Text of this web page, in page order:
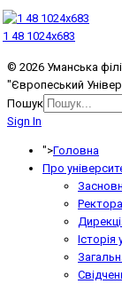
1 48 1024x683
© 2026 Уманська
"Європеський
Пошук
Sign In
">Головна
Про
Історія